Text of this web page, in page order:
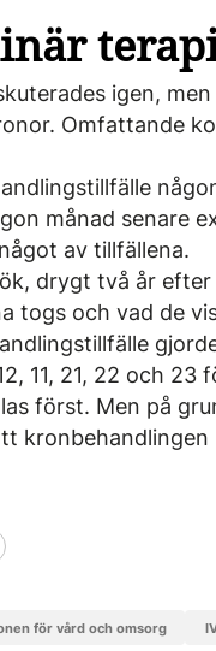
igen,
Omfattande
månad senare
av tillfällena.
drygt två år
togs och vad de
11, 21, 22 och 23
först. Men på
för vård och omsorg